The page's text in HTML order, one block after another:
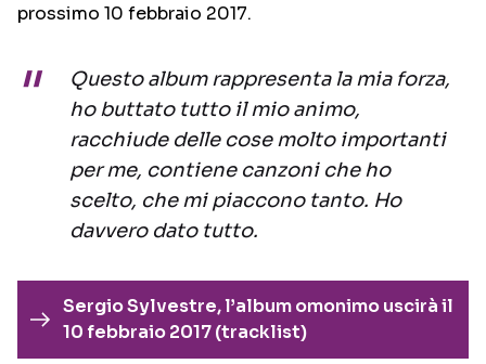
prossimo 10 febbraio 2017.
Questo album rappresenta la mia forza,
ho buttato tutto il mio animo,
racchiude delle cose molto importanti
per me, contiene canzoni che ho
scelto, che mi piaccono tanto. Ho
davvero dato tutto.
Sergio Sylvestre, l’album omonimo uscirà il
10 febbraio 2017 (tracklist)